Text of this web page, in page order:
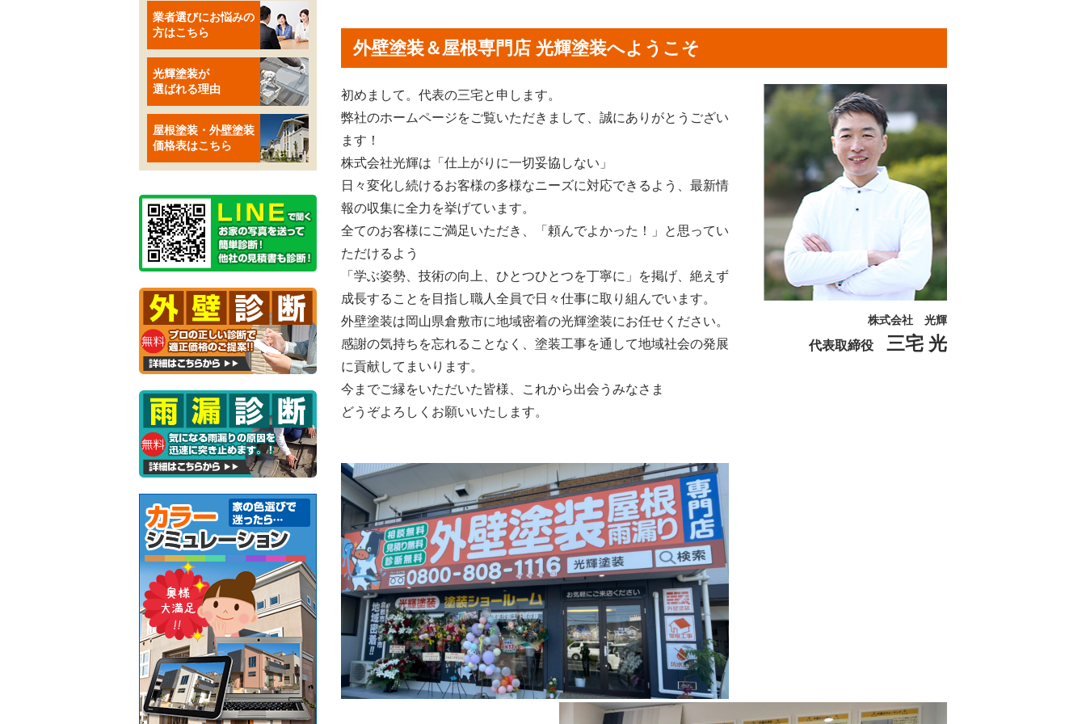
外壁塗装＆屋根専門店 光輝塗装へようこそ
株式会社 光輝
代表取締役 三宅 光
初めまして。代表の三宅と申します。
弊社のホームページをご覧いただきまして、誠にありがとうござい
ます！
株式会社光輝は「仕上がりに一切妥協しない」
日々変化し続けるお客様の多様なニーズに対応できるよう、最新情
報の収集に全力を挙げています。
全てのお客様にご満足いただき、「頼んでよかった！」と思ってい
ただけるよう
「学ぶ姿勢、技術の向上、ひとつひとつを丁寧に」を掲げ、絶えず
成長することを目指し職人全員で日々仕事に取り組んでいます。
外壁塗装は岡山県倉敷市に地域密着の光輝塗装にお任せください。
感謝の気持ちを忘れることなく、塗装工事を通して地域社会の発展
に貢献してまいります。
今までご縁をいただいた皆様、これから出会うみなさま
どうぞよろしくお願いいたします。
業者選びにお悩みの
方はこちら
光輝塗装が
選ばれる理由
屋根塗装・外壁塗装
価格表はこちら